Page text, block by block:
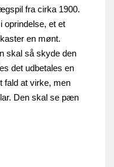
fra cirka 1900.
oprindelse, et et
en mønt.
skal så skyde den
det udbetales en
fald at virke, men
Den skal se pæn